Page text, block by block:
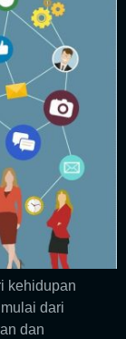
kehidupan
dari
dan